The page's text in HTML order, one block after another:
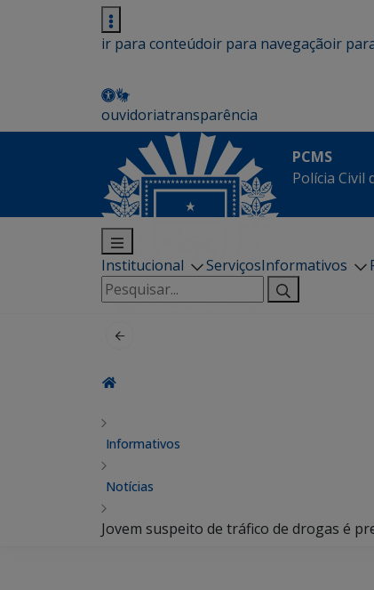
ir para conteúdoir para navegaçãoir
ouvidoriatransparência
PCMS
Polícia Civil
Institucional ServiçosInformativos
Pesquisar
por:
Informativos
Notícias
Jovem suspeito de tráfico de drogas é